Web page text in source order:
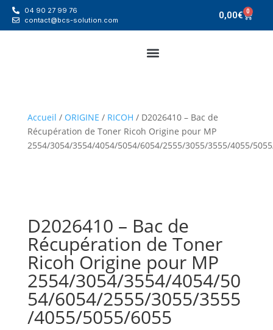
04 90 27 99 76
contact@bcs-solution.com
0,00€ 0
Accueil / ORIGINE / RICOH / D2026410 – Bac de
Récupération de Toner Ricoh Origine pour MP
2554/3054/3554/4054/5054/6054/2555/3055/3555/4055/
D2026410 – Bac de
Récupération de Toner
Ricoh Origine pour MP
2554/3054/3554/4054/50
54/6054/2555/3055/3555
/4055/5055/6055